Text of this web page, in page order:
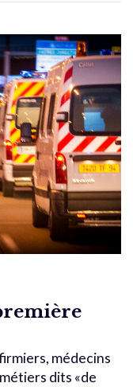
médecins
dits «de